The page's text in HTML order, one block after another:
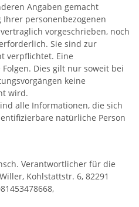
Angaben gemacht
personenbezogenen
vorgeschrieben, noch
Sie sind zur
verpflichtet. Eine
Dies gilt nur soweit bei
keine
wird.
alle Informationen, die sich
natürliche Person
Verantwortlicher für die
Kohlstattstr. 6, 82291